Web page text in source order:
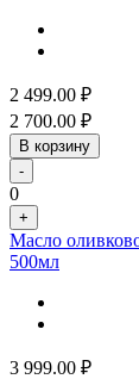
2 499.00 ₽
2 700.00 ₽
В корзину
-
0
+
Масло
500мл
3 999.00 ₽